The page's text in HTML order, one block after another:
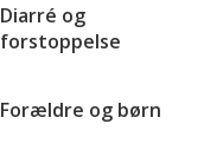
Diarré og
forstoppelse
Forældre og børn